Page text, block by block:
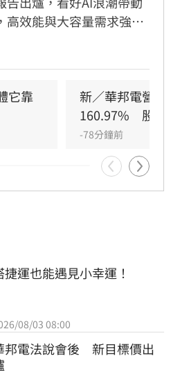
高效能與大容量需求強
報價持續走揚。華邦電第
年資本支出至395億
產與先進製程。法人分析
2027年記憶體供需缺口將
運看俏，兩家本土券商分
標價，市場對其獲利爆發
人，投資股票具備風險，
它靠
新／華邦電營收
160.97%　股價
-78分鐘前
捷運也能遇見小幸運！
08/03 08:00
邦電法說會後　新目標價出